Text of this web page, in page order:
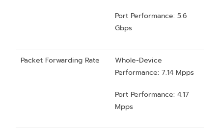
Port Performance: 5.6
Gbps
Packet Forwarding Rate
Whole-Device
Performance: 7.14 Mpps
Port Performance: 4.17
Mpps